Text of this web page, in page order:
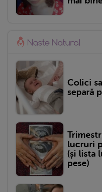
Colici
separă
lucruri
(și lista
pese)